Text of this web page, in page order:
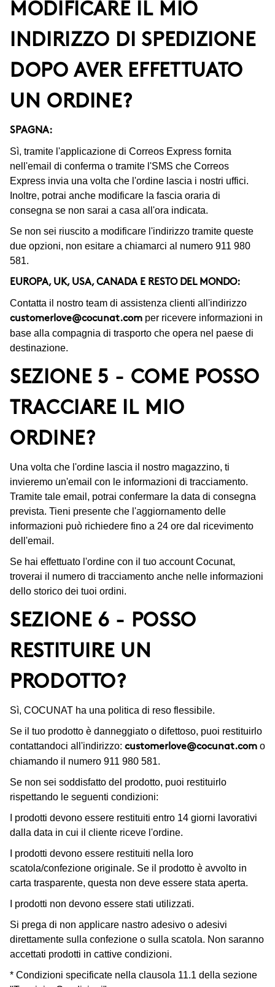
MODIFICARE IL MIO
INDIRIZZO DI SPEDIZIONE
DOPO AVER EFFETTUATO
UN ORDINE?
SPAGNA:
Sì, tramite l'applicazione di Correos Express fornita
nell'email di conferma o tramite l'SMS che Correos
Express invia una volta che l'ordine lascia i nostri uffici.
Inoltre, potrai anche modificare la fascia oraria di
consegna se non sarai a casa all'ora indicata.
Se non sei riuscito a modificare l'indirizzo tramite queste
due opzioni, non esitare a chiamarci al numero 911 980
581.
EUROPA, UK, USA, CANADA E RESTO DEL MONDO:
Contatta il nostro team di assistenza clienti all'indirizzo
customerlove@cocunat.com per ricevere informazioni in
base alla compagnia di trasporto che opera nel paese di
destinazione.
SEZIONE 5 - COME POSSO
TRACCIARE IL MIO
ORDINE?
Una volta che l'ordine lascia il nostro magazzino, ti
invieremo un'email con le informazioni di tracciamento.
Tramite tale email, potrai confermare la data di consegna
prevista. Tieni presente che l'aggiornamento delle
informazioni può richiedere fino a 24 ore dal ricevimento
dell'email.
Se hai effettuato l'ordine con il tuo account Cocunat,
troverai il numero di tracciamento anche nelle informazioni
dello storico dei tuoi ordini.
SEZIONE 6 - POSSO
RESTITUIRE UN
PRODOTTO?
Sì, COCUNAT ha una politica di reso flessibile.
Se il tuo prodotto è danneggiato o difettoso, puoi restituirlo
contattandoci all'indirizzo: customerlove@cocunat.com o
chiamando il numero 911 980 581.
Se non sei soddisfatto del prodotto, puoi restituirlo
rispettando le seguenti condizioni:
I prodotti devono essere restituiti entro 14 giorni lavorativi
dalla data in cui il cliente riceve l'ordine.
I prodotti devono essere restituiti nella loro
scatola/confezione originale. Se il prodotto è avvolto in
carta trasparente, questa non deve essere stata aperta.
I prodotti non devono essere stati utilizzati.
Si prega di non applicare nastro adesivo o adesivi
direttamente sulla confezione o sulla scatola. Non saranno
accettati prodotti in cattive condizioni.
* Condizioni specificate nella clausola 11.1 della sezione